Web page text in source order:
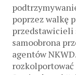
poprzez walkę
przedstawicieli
samoobrona
agentów